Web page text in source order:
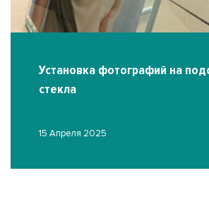
Установка фотографий на
стекла
15 Апреля 2025